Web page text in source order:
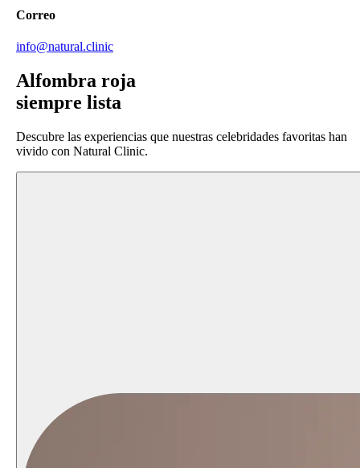
Correo
info@natural.clinic
Alfombra roja
siempre lista
Descubre las experiencias que nuestras celebridades favoritas han
vivido con Natural Clinic.